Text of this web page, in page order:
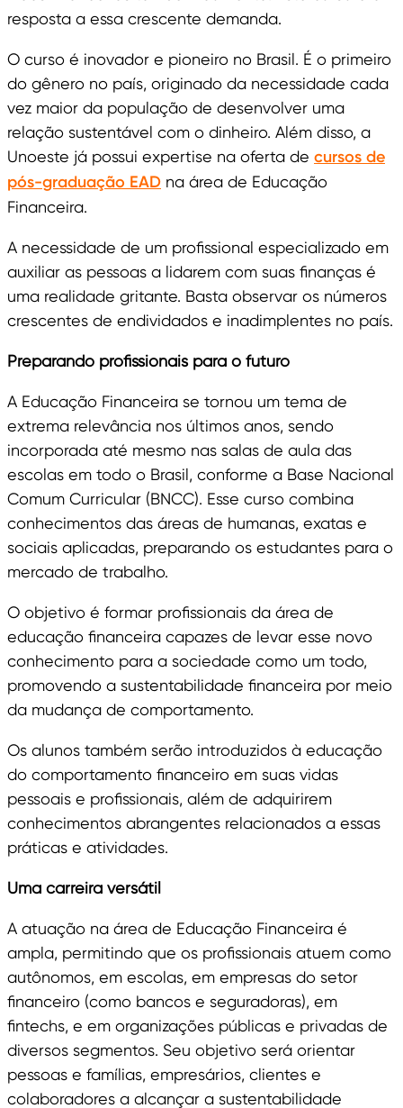
resposta a essa crescente demanda.
O curso é inovador e pioneiro no Brasil. É o primeiro
do gênero no país, originado da necessidade cada
vez maior da população de desenvolver uma
relação sustentável com o dinheiro. Além disso, a
Unoeste já possui expertise na oferta de cursos de
pós-graduação EAD na área de Educação
Financeira.
A necessidade de um profissional especializado em
auxiliar as pessoas a lidarem com suas finanças é
uma realidade gritante. Basta observar os números
crescentes de endividados e inadimplentes no país.
Preparando profissionais para o futuro
A Educação Financeira se tornou um tema de
extrema relevância nos últimos anos, sendo
incorporada até mesmo nas salas de aula das
escolas em todo o Brasil, conforme a Base Nacional
Comum Curricular (BNCC). Esse curso combina
conhecimentos das áreas de humanas, exatas e
sociais aplicadas, preparando os estudantes para o
mercado de trabalho.
O objetivo é formar profissionais da área de
educação financeira capazes de levar esse novo
conhecimento para a sociedade como um todo,
promovendo a sustentabilidade financeira por meio
da mudança de comportamento.
Os alunos também serão introduzidos à educação
do comportamento financeiro em suas vidas
pessoais e profissionais, além de adquirirem
conhecimentos abrangentes relacionados a essas
práticas e atividades.
Uma carreira versátil
A atuação na área de Educação Financeira é
ampla, permitindo que os profissionais atuem como
autônomos, em escolas, em empresas do setor
financeiro (como bancos e seguradoras), em
fintechs, e em organizações públicas e privadas de
diversos segmentos. Seu objetivo será orientar
pessoas e famílias, empresários, clientes e
colaboradores a alcançar a sustentabilidade